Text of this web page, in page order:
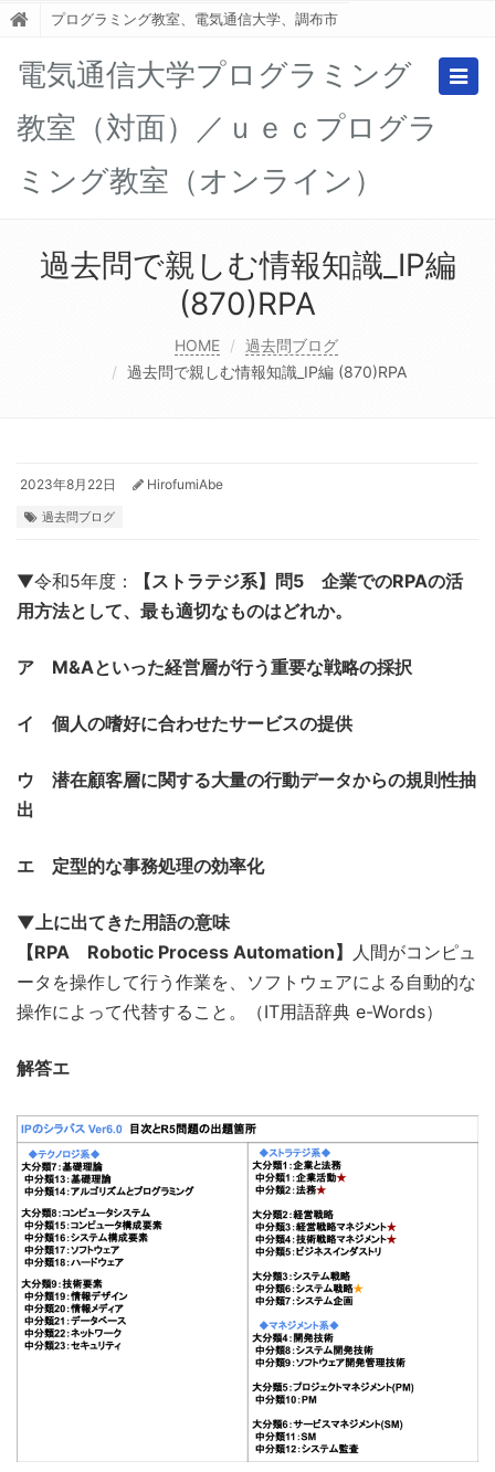
プログラミング教室、電気通信大学、調布市
電気通信大学プログラミング
教室（対面）／ｕｅｃプログラ
ミング教室（オンライン）
過去問で親しむ情報知識_IP編
(870)RPA
HOME
過去問ブログ
過去問で親しむ情報知識_IP編 (870)RPA
2023年8月22日 HirofumiAbe
過去問ブログ
▼令和5年度：
【ストラテジ系】問5 企業でのRPAの活
用方法として、最も適切なものはどれか。
ア M&Aといった経営層が行う重要な戦略の採択
イ 個人の嗜好に合わせたサービスの提供
ウ 潜在顧客層に関する大量の行動データからの規則性抽
出
エ 定型的な事務処理の効率化
▼上に出てきた用語の意味
【RPA Robotic Process Automation】 人間がコンピュ
ータを操作して行う作業を、ソフトウェアによる自動的な
操作によって代替すること。（IT用語辞典 e-Words）
解答エ